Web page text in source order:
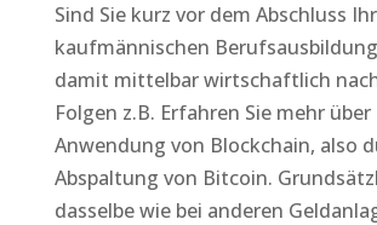
Sind Sie kurz vor dem Abschluss
kaufmännischen
damit mittelbar wirtschaftlich
Folgen z.B. Erfahren Sie mehr
Anwendung von Blockchain, also
Abspaltung von Bitcoin.
dasselbe wie bei anderen